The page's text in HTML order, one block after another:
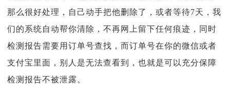
那么很好处理，自己动手把他删除了，或者等待7天，我
们的系统自动帮你清除，不再网上留下任何痕迹，同时
检测报告需要用订单号查找，而订单号在你的微信或者
支付宝里面，别人是无法查看到，也就是可以充分保障
检测报告不被泄露。